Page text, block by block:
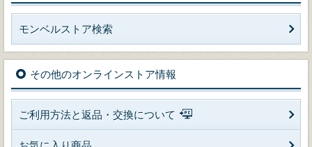
モンベルストア検索
その他のオンラインストア情報
ご利用方法と返品・交換について